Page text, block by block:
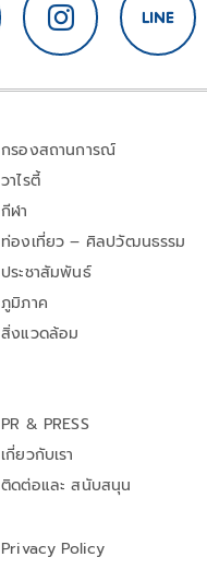
กรองสถานการณ์
วาไรตี้
กีฬา
ท่องเที่ยว – ศิลปวัฒนธรรม
ประชาสัมพันธ์
ภูมิภาค
สิ่งแวดล้อม
PR & PRESS
เกี่ยวกับเรา
ติดต่อและ สนับสนุน
Privacy Policy